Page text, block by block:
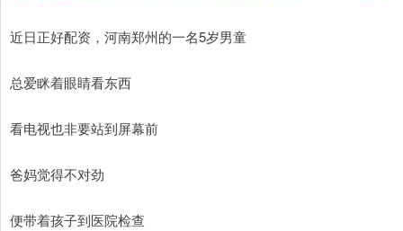
近日正好配资，河南郑州的一名5岁男童
总爱眯着眼睛看东西
看电视也非要站到屏幕前
爸妈觉得不对劲
便带着孩子到医院检查